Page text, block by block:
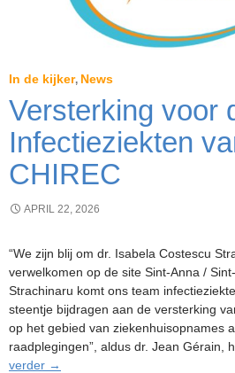
In de kijker, News
Versterking voor
Infectieziekten
CHIREC
APRIL 22, 2026
“We zijn blij om dr. Isabela Costescu
verwelkomen op de site Sint-Anna /
Strachinaru komt ons team
steentje bijdragen aan de versterking
op het gebied van ziekenhuisopnames
raadplegingen”, aldus dr. Jean Gérain,
verder Versterking
→